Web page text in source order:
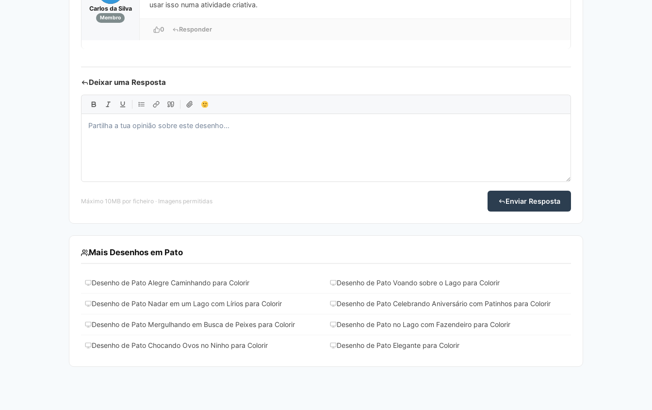
Carlos da Silva
Membro
usar isso numa atividade criativa.
0 Responder
Deixar uma Resposta
Máximo 10MB por ficheiro · Imagens permitidas Enviar Resposta
Mais Desenhos em Pato
Desenho de Pato Alegre Caminhando para Colorir Desenho de Pato Voando sobre o Lago para Colorir
Desenho de Pato Nadar em um Lago com Lírios para Colorir Desenho de Pato Celebrando Aniversário com Patinhos para Colorir
Desenho de Pato Mergulhando em Busca de Peixes para Colorir Desenho de Pato no Lago com Fazendeiro para Colorir
Desenho de Pato Chocando Ovos no Ninho para Colorir Desenho de Pato Elegante para Colorir